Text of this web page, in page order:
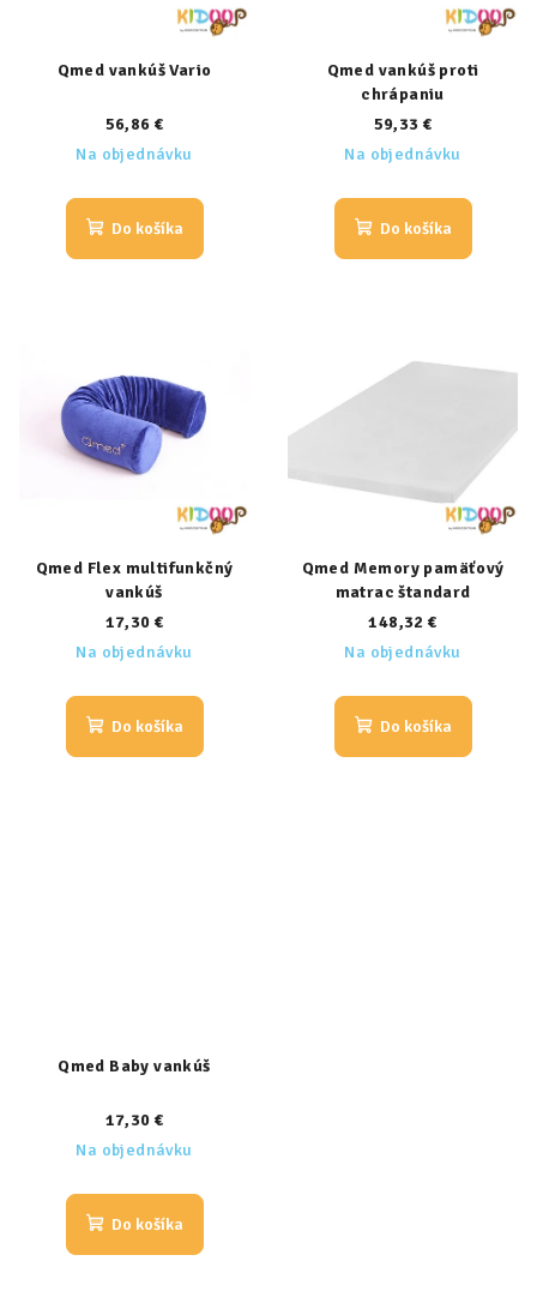
Qmed vankúš Vario
56,86 €
Na objednávku
Do košíka
Qmed vankúš proti
chrápaniu
59,33 €
Na objednávku
Do košíka
Qmed Flex multifunkčný
vankúš
17,30 €
Na objednávku
Do košíka
Qmed Memory pamäťový
matrac štandard
148,32 €
Na objednávku
Do košíka
Qmed Baby vankúš
17,30 €
Na objednávku
Do košíka